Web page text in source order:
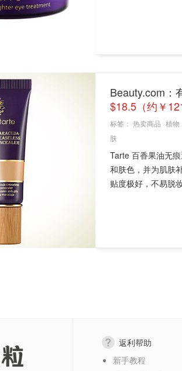
Beauty.com：
$18.5（约￥
标签： 热卖商品 植物
肤
Tarte 百香果油无
和肤色，并为肌肤
贴度极好，不易脱
返利帮助
新手教程